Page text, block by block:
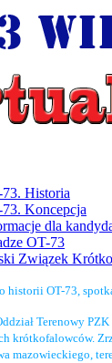
Historia
Koncepcja
dla
OT-73
Związek
historii OT-73,
Terenowy PZK
krótkofalowców.
mazowieckiego,